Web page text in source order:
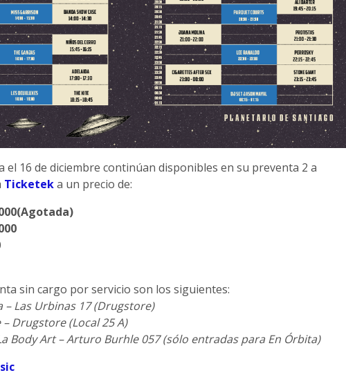
el 16 de diciembre continúan disponibles en su preventa 2 a
Ticketeka un precio de:
sin cargo por servicio son los siguientes:
– Las Urbinas 17 (Drugstore)
Drugstore (Local 25 A)
Body Art – Arturo Burhle 057 (sólo entradas para En Órbita)